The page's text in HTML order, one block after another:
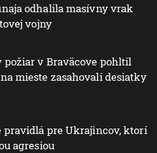
odhalila masívny vrak
vojny
požiar v Braväcove pohltil
mieste zasahovali desiatky
pravidlá pre Ukrajincov, ktorí
agresiou